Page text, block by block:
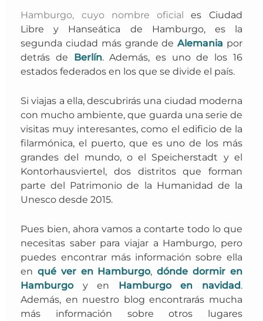
Hamburgo, cuyo nombre oficial es Ciudad
Libre y Hanseática de Hamburgo, es la
segunda ciudad más grande de Alemania por
detrás de Berlín. Además, es uno de los 16
estados federados en los que se divide el país.
Si viajas a ella, descubrirás una ciudad moderna
con mucho ambiente, que guarda una serie de
visitas muy interesantes, como el edificio de la
filarmónica, el puerto, que es uno de los más
grandes del mundo, o el Speicherstadt y el
Kontorhausviertel, dos distritos que forman
parte del Patrimonio de la Humanidad de la
Unesco desde 2015.
Pues bien, ahora vamos a contarte todo lo que
necesitas saber para viajar a Hamburgo, pero
puedes encontrar más información sobre ella
enqué ver en Hamburgo,dónde dormir en
Hamburgoy en Hamburgo en navidad.
Además, en nuestro blog encontrarás mucha
más información sobre otros lugares